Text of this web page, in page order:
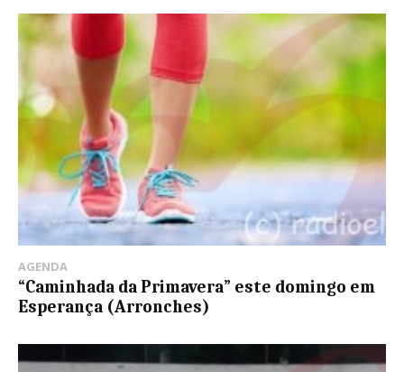
AGENDA
“Caminhada da Primavera” este domingo em
Esperança (Arronches)